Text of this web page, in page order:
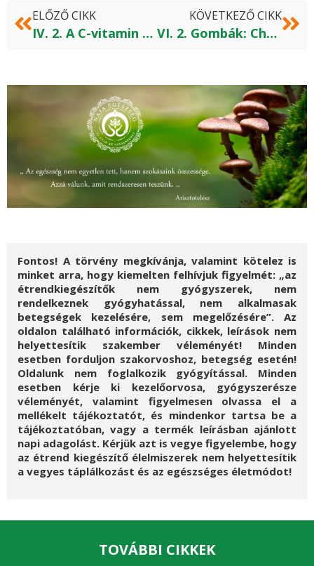
ELŐZŐ CIKK
IV. 2. A C-vitamin felerősíti a folyékony gomba kivonatok hatékonyságát
KÖVETKEZŐ CIKK
VI. 2. Gombák: Chaga (Inonotus obliquus)
Fontos! A törvény megkívánja, valamint kötelez is
minket arra, hogy kiemelten felhívjuk figyelmét: „az
étrendkiegészítők nem gyógyszerek, nem
rendelkeznek gyógyhatással, nem alkalmasak
betegségek kezelésére, sem megelőzésére”. Az
oldalon található információk, cikkek, leírások nem
helyettesítik szakember véleményét! Minden
esetben forduljon szakorvoshoz, betegség esetén!
Oldalunk nem foglalkozik gyógyítással. Minden
esetben kérje ki kezelőorvosa, gyógyszerésze
véleményét, valamint figyelmesen olvassa el a
mellékelt tájékoztatót, és mindenkor tartsa be a
tájékoztatóban, vagy a termék leírásban ajánlott
napi adagolást. Kérjük azt is vegye figyelembe, hogy
az étrend kiegészítő élelmiszerek nem helyettesítik
a vegyes táplálkozást és az egészséges életmódot!
TOVÁBBI CIKKEK